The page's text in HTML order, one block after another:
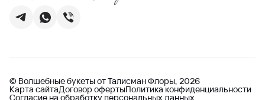
© Волшебные букеты от Талисман Флоры, 2026
Карта сайтаДоговор офертыПолитика конфиденциальности
Согласие на обработку персональных данных